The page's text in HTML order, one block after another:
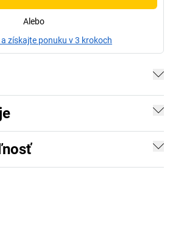
Alebo
získajte ponuku v 3 krokoch